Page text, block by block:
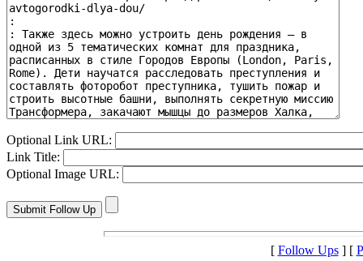
Optional Link URL:
Link Title:
Optional Image URL:
[ Follow Ups] [